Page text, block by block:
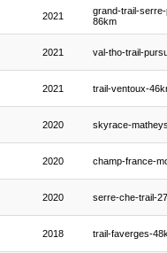
2021
grand-trail-
86km
2021 val-tho-trail-
2021 trail-ventoux-
2020 skyrace-
2020 champ-france-
2020 serre-che-trail-
2018 trail-faverges-